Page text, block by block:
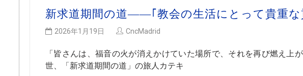
新求道期間の道――｢教会の生活にとって貴重な
2026年1月19日 CncMadrid
「皆さんは、福音の火が消えかけていた場所で、それを再び燃え上
世、「新求道期間の道」の旅人カテキ